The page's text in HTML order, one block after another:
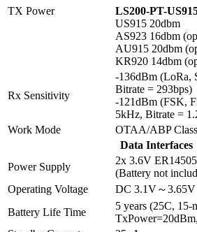
TX Power
LS200-PT-
US915 20dbm
AS923 16dbm
AU915 20dbm
KR920 14dbm
Rx Sensitivity
-136dBm (LoRa,
Bitrate = 293bps)
-121dBm (FSK,
5kHz, Bitrate =
Work Mode
OTAA/ABP
Data Interfaces
Power Supply
2x 3.6V
(Battery not
Operating Voltage
DC 3.1V～3.65V
Battery Life Time
5 years (25C, 15-